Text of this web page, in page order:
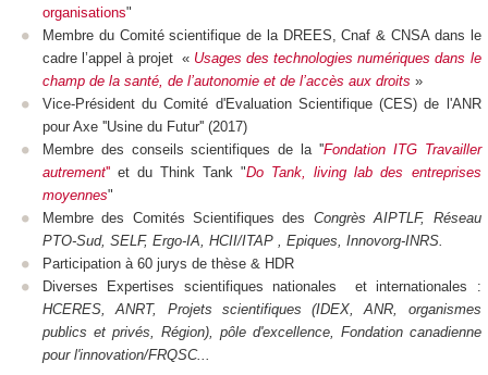
organisations"
Membre du Comité scientifique de la DREES, Cnaf & CNSA dans le
cadre l’appel à projet « Usages des technologies numériques dans le
champ de la santé, de l’autonomie et de l’accès aux droits »
Vice-Président du Comité d'Evaluation Scientifique (CES) de l'ANR
pour Axe ''Usine du Futur'' (2017)
Membre des conseils scientifiques de la ''Fondation ITG Travailler
autrement'' et du Think Tank "Do Tank, living lab des entreprises
moyennes"
Membre des Comités Scientifiques des Congrès AIPTLF, Réseau
PTO-Sud, SELF, Ergo-IA, HCII/ITAP , Epiques, Innovorg-INRS.
Participation à 60 jurys de thèse & HDR
Diverses Expertises scientifiques nationales et internationales :
HCERES, ANRT, Projets scientifiques (IDEX, ANR, organismes
publics et privés, Région), pôle d'excellence, Fondation canadienne
pour l'innovation/FRQSC...